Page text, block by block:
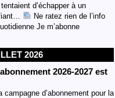
d’échapper à un
Ne ratez rien de l’info
Je m’abonne
2026
2026-2027 est
d’abonnement pour la